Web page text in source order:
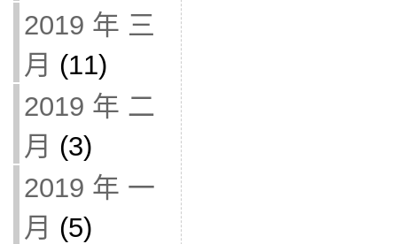
2019 年 三
月 (11)
2019 年 二
月 (3)
2019 年 一
月 (5)